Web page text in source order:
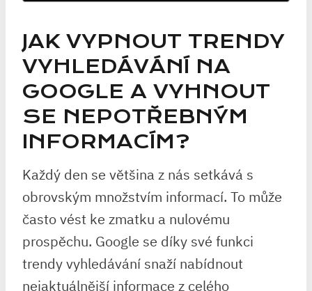
JAK VYPNOUT TRENDY
VYHLEDÁVÁNÍ NA
GOOGLE A VYHNOUT
SE NEPOTŘEBNÝM
INFORMACÍM?
Každý den se většina z nás setkává s
obrovským množstvím informací. To může
často vést ke zmatku a nulovému
prospěchu. Google se díky své funkci
trendy vyhledávání snaží nabídnout
nejaktuálnější informace z celého